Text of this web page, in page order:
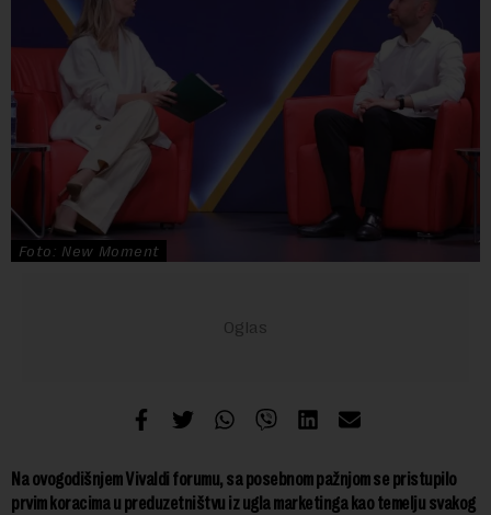
Foto: New Moment
Na ovogodišnjem Vivaldi forumu, sa posebnom pažnjom se pristupilo
prvim koracima u preduzetništvu iz ugla marketinga kao temelju svakog